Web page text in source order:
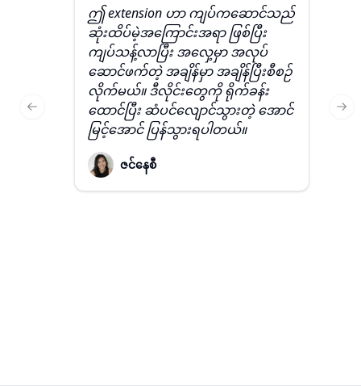
ဤ extension ဟာ ကျပ်ကဆောင်သည်
ဆုံးထိပ်မဲ့အကြောင်းအရာ ဖြစ်ပြီး
ကျပ်သန့်လာပြီး အလှေ့မှာ အလုပ်
ဆောင်ဖက်တဲ့ အချိန်မှာ အချိန်ပြီးစီစဉ်
လိုက်မယ်။ ဒီလိုင်းတွေကို ရိုက်ခန်း
ထောင်ပြီး ဆံပင်လျောင်သွားတဲ့ အောင်
မြင့်အောင် ပြန်သွားရပါတယ်။
ဇင်နေစီ
Previous slide